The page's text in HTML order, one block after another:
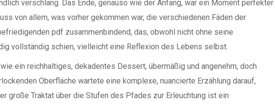
verschlang. Das Ende, genauso wie der Anfang, war ein Moment perfekter
von allem, was vorher gekommen war, die verschiedenen Fäden der
pdf zusammenbindend, das, obwohl nicht ohne seine
vollständig schien, vielleicht eine Reflexion des Lebens selbst.
ein reichhaltiges, dekadentes Dessert, übermäßig und angenehm, doch
Oberfläche wartete eine komplexe, nuancierte Erzählung darauf,
große Traktat über die Stufen des Pfades zur Erleuchtung ist ein